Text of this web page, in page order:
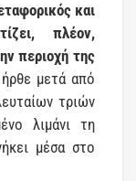
και
πλέον,
περιοχή της
μετά από
τριών
λιμάνι τη
μέσα στο